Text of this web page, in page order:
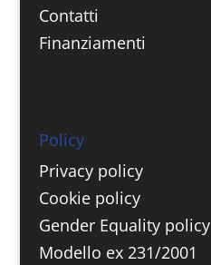
Contatti
Finanziamenti
Policy
Privacy policy
Cookie policy
Gender Equality policy
Modello ex 231/2001